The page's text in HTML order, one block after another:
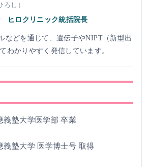
ろし）
／ ヒロクリニック統括院長
などを通じて、遺伝子やNIPT（新型出
わかりやすく発信しています。
義塾大学医学部 卒業
義塾大学 医学博士号 取得